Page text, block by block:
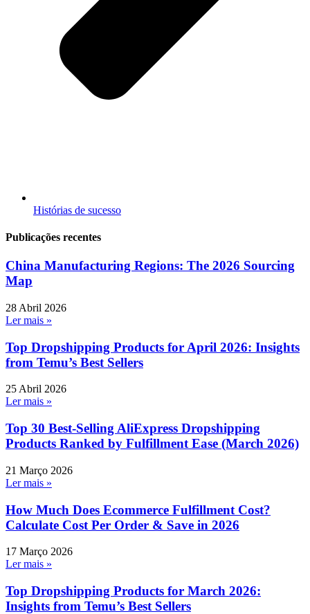
Histórias de sucesso
Publicações recentes
China Manufacturing Regions: The 2026 Sourcing
Map
28 Abril 2026
Ler mais »
Top Dropshipping Products for April 2026: Insights
from Temu’s Best Sellers
25 Abril 2026
Ler mais »
Top 30 Best-Selling AliExpress Dropshipping
Products Ranked by Fulfillment Ease (March 2026)
21 Março 2026
Ler mais »
How Much Does Ecommerce Fulfillment Cost?
Calculate Cost Per Order & Save in 2026
17 Março 2026
Ler mais »
Top Dropshipping Products for March 2026:
Insights from Temu’s Best Sellers